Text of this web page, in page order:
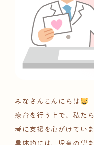
みなさんこんにちは
療育を行う上で、私た
考に支援を心がけていま
具体的には、児童の望